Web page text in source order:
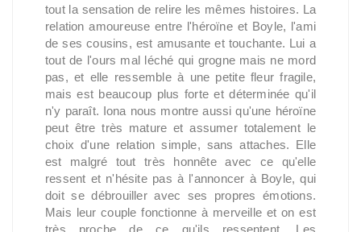
tout la sensation de relire les mêmes histoires. La
relation amoureuse entre l'héroïne et Boyle, l'ami
de ses cousins, est amusante et touchante. Lui a
tout de l'ours mal léché qui grogne mais ne mord
pas, et elle ressemble à une petite fleur fragile,
mais est beaucoup plus forte et déterminée qu'il
n'y paraît. Iona nous montre aussi qu'une héroïne
peut être très mature et assumer totalement le
choix d'une relation simple, sans attaches. Elle
est malgré tout très honnête avec ce qu'elle
ressent et n'hésite pas à l'annoncer à Boyle, qui
doit se débrouiller avec ses propres émotions.
Mais leur couple fonctionne à merveille et on est
très proche de ce qu'ils ressentent. Les